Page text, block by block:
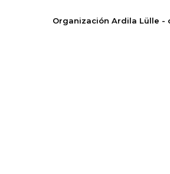
Organización Ardila Lülle -